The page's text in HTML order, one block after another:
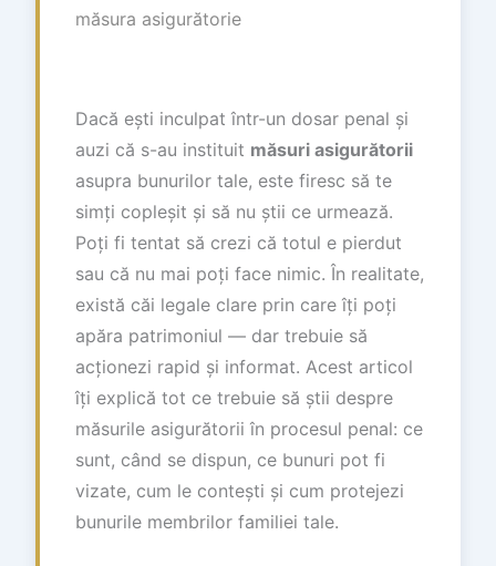
măsura asigurătorie
Dacă ești inculpat într-un dosar penal și
auzi că s-au instituit măsuri asigurătorii
asupra bunurilor tale, este firesc să te
simți copleșit și să nu știi ce urmează.
Poți fi tentat să crezi că totul e pierdut
sau că nu mai poți face nimic. În realitate,
există căi legale clare prin care îți poți
apăra patrimoniul — dar trebuie să
acționezi rapid și informat. Acest articol
îți explică tot ce trebuie să știi despre
măsurile asigurătorii în procesul penal: ce
sunt, când se dispun, ce bunuri pot fi
vizate, cum le contești și cum protejezi
bunurile membrilor familiei tale.